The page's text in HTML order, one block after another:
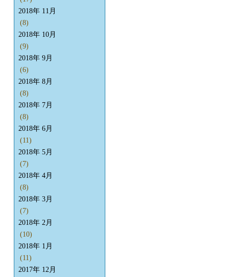
2018年 11月
(8)
2018年 10月
(9)
2018年 9月
(6)
2018年 8月
(8)
2018年 7月
(8)
2018年 6月
(11)
2018年 5月
(7)
2018年 4月
(8)
2018年 3月
(7)
2018年 2月
(10)
2018年 1月
(11)
2017年 12月